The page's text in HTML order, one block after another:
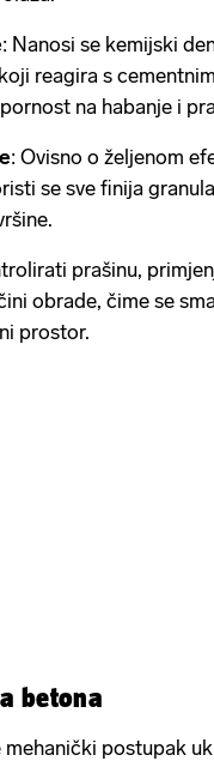
: Nanosi se kemijski
reagira s
na habanje i
: Ovisno o željenom
se sve finija
prašinu,
obrade, čime se
prostor.
betona
mehanički postupak